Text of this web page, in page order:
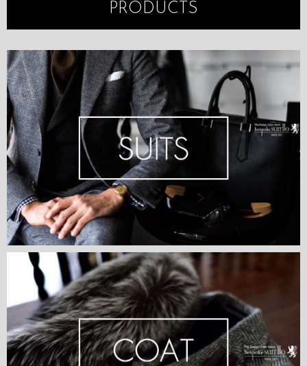
PRODUCTS